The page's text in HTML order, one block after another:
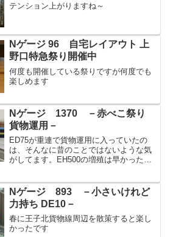
テンション上がりますね～
Nゲージ 96 自宅レイアウト 上
野口特急祭り開催中
何度も開催している祭りですが何度でも
楽しめます
Nゲージ 1370 －赤べこ祭り
貨物運用－
ED75が重連で貨物運用に入っていたの
は、そんなに昔のことではないような気
がしてます。EH500の増殖は早かったで
Nゲージ 893 －小さいけれど
力持ち DE10－
春に王子北貨物線周辺を散策すると楽し
かったです